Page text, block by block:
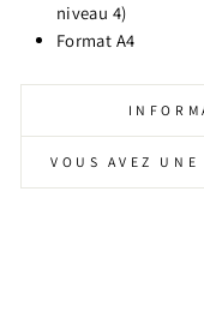
niveau 4)
Format A4
VOUS AVEZ